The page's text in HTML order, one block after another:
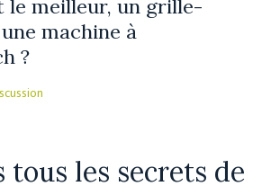
le meilleur, un grille-
machine à
?
tous les secrets de